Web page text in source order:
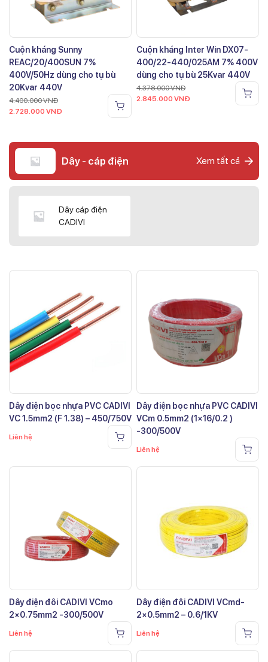
Cuộn kháng Sunny
REAC/20/400SUN 7%
400V/50Hz dùng cho tụ bù
20Kvar 440V
4.400.000VNĐ
2.728.000 VNĐ
Cuộn kháng Inter Win DX07-
400/22-440/025AM 7% 400V
dùng cho tụ bù 25Kvar 440V
4.378.000VNĐ
2.845.000 VNĐ
Dây - cáp điện Xem tất cả
Dây cáp điện
CADIVI
Dây điện bọc nhựa PVC CADIVI
VC 1.5mm2 (F 1.38) – 450/750V
Liên hệ
Dây điện bọc nhựa PVC CADIVI
VCm 0.5mm2 (1×16/0.2 )
-300/500V
Liên hệ
Dây điện đôi CADIVI VCmo
2×0.75mm2 -300/500V
Liên hệ
Dây điện đôi CADIVI VCmd-
2×0.5mm2 – 0.6/1KV
Liên hệ